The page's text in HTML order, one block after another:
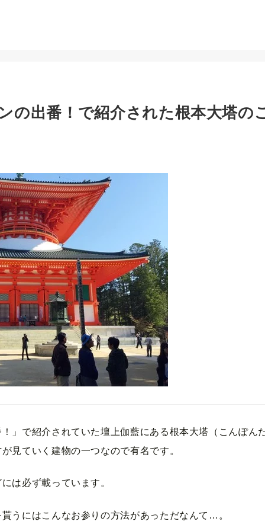
の出番！で紹介された根本大塔の
」で紹介されていた壇上伽藍にある根本大塔（こんぽん
見ていく建物の一つなので有名です。
は必ず載っています。
うにはこんなお参りの方法があっただなんて…。